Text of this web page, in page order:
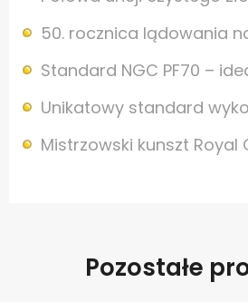
50. rocznica lądowania
Standard NGC PF70 –
Unikatowy standard
Mistrzowski kunszt Royal
Pozostałe